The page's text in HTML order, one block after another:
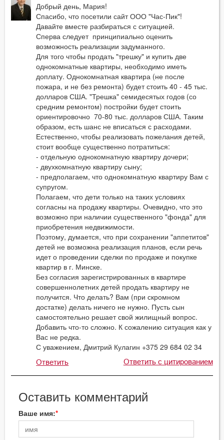
Добрый день, Мария!
Спасибо, что посетили сайт ООО "Час-Пик"!
Давайте вместе разбираться с ситуацией.
Сперва следует принципиально оценить
возможность реализации задуманного.
Для того чтобы продать "трешку" и купить две
однокомнатные квартиры, необходимо иметь
доплату. Однокомнатная квартира (не после
пожара, и не без ремонта) будет стоить 40 - 45 тыс.
долларов США. "Трешка" семидесятых годов (со
средним ремонтом) постройки будет стоить
ориентировочно 70-80 тыс. долларов США. Таким
образом, есть шанс не вписаться с расходами.
Естественно, чтобы реализовать пожелания детей,
стоит вообще существенно потратиться:
- отдельную однокомнатную квартиру дочери;
- двухкомнатную квартиру сыну;
- предполагаем, что однокомнатную квартиру Вам с
супругом.
Полагаем, что дети только на таких условиях
согласны на продажу квартиры. Очевидно, что это
возможно при наличии существенного "фонда" для
приобретения недвижимости.
Поэтому, думается, что при сохранении "аппетитов"
детей не возможна реализация планов, если речь
идет о проведении сделки по продаже и покупке
квартир в г. Минске.
Без согласия зарегистрированных в квартире
совершеннолетних детей продать квартиру не
получится. Что делать? Вам (при скромном
достатке) делать ничего не нужно. Пусть сын
самостоятельно решает свой жилищный вопрос.
Добавить что-то сложно. К сожалению ситуация как у
Вас не редка.
С уважением, Дмитрий Кулагин +375 29 684 02 34
Ответить Ответить с цитированием
Оставить комментарий
Ваше имя: